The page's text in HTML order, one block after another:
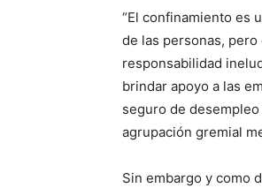
“El confinamiento es
de las personas,
responsabilidad
brindar apoyo a las
seguro de
agrupación gremial
Sin embargo y como